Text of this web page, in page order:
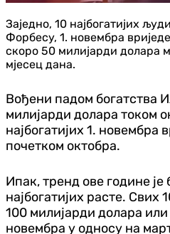
Заједно, 10 најбогатијих
Форбесу, 1. новембра
скоро 50 милијарди долара
мјесец дана.
Вођени падом богатства
милијарди долара током
најбогатијих 1. новембра
почетком октобра.
Ипак, тренд ове године је
најбогатијих расте. Свих
100 милијарди долара
новембра у односу на